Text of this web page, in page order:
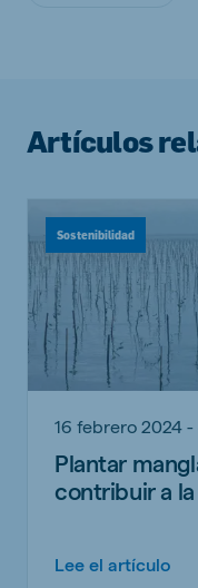
Artículos
Sostenibilidad
16 febrero 2024
Plantar
contribuir a
Lee el artículo